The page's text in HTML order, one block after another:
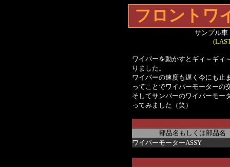
フロントワ
サンプル車
ワイパーを動かすとギィ～ギィ
りました。
ワイパーの速度も遅く今にも止
ってことでワイパーモーターの
そしてサンバーのワイパーモー
ってみました（笑）
部品名もしくは部品名
ワイパーモーターASSY